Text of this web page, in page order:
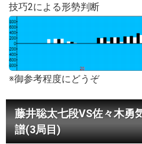
技巧2による形勢判断
※御参考程度にどうぞ
藤井聡太七段VS佐々木勇
譜(3局目)